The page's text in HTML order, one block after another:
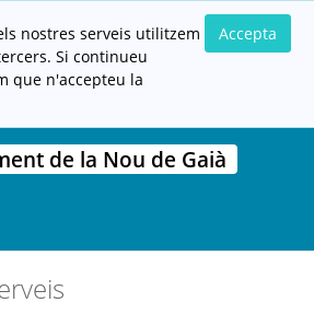
nostres serveis utilitzem
Si continueu
que n'accepteu la
Accepta
de la Nou de Gaià